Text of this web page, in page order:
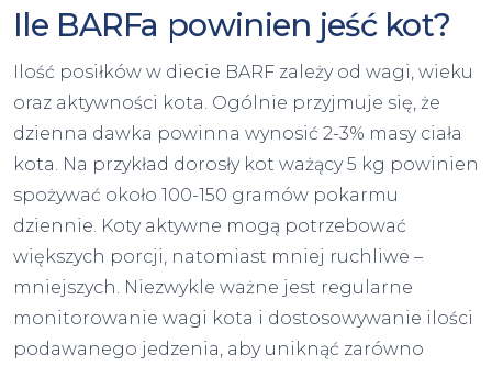
Ile BARFa powinien jeść kot?
Ilość posiłków w diecie BARF zależy od wagi, wieku
oraz aktywności kota. Ogólnie przyjmuje się, że
dzienna dawka powinna wynosić 2-3% masy ciała
kota. Na przykład dorosły kot ważący 5 kg powinien
spożywać około 100-150 gramów pokarmu
dziennie. Koty aktywne mogą potrzebować
większych porcji, natomiast mniej ruchliwe –
mniejszych. Niezwykle ważne jest regularne
monitorowanie wagi kota i dostosowywanie ilości
podawanego jedzenia, aby uniknąć zarówno